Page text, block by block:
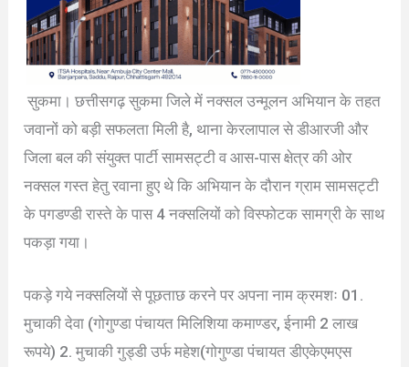
सुकमा। छत्तीसगढ़ सुकमा जिले में नक्सल उन्मूलन अभियान के तहत
जवानों को बड़ी सफलता मिली है, थाना केरलापाल से डीआरजी और
जिला बल की संयुक्त पार्टी सामसट्टी व आस-पास क्षेत्र की ओर
नक्सल गस्त हेतु रवाना हुए थे कि अभियान के दौरान ग्राम सामसट्टी
के पगडण्डी रास्ते के पास 4 नक्सलियों को विस्फोटक सामग्री के साथ
पकड़ा गया।
पकड़े गये नक्सलियों से पूछताछ करने पर अपना नाम क्रमशः 01.
मुचाकी देवा (गोगुण्डा पंचायत मिलिशिया कमाण्डर, ईनामी 2 लाख
रूपये) 2. मुचाकी गुड्डी उर्फ महेश(गोगुण्डा पंचायत डीएकेएमएस